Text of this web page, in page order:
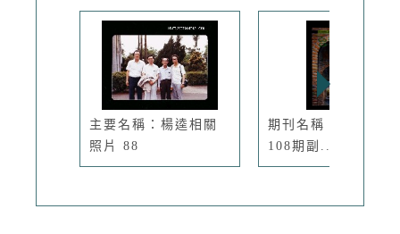
主要名稱：楊逵相關
照片 88
期刊名稱：臺灣文藝
108期副...